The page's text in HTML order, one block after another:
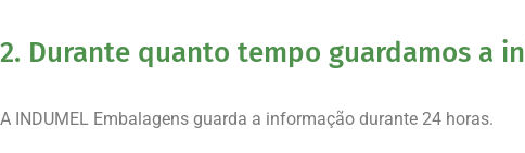
2. Durante quanto tempo guardamos a
A INDUMEL Embalagens guarda a informação durante 24 horas.